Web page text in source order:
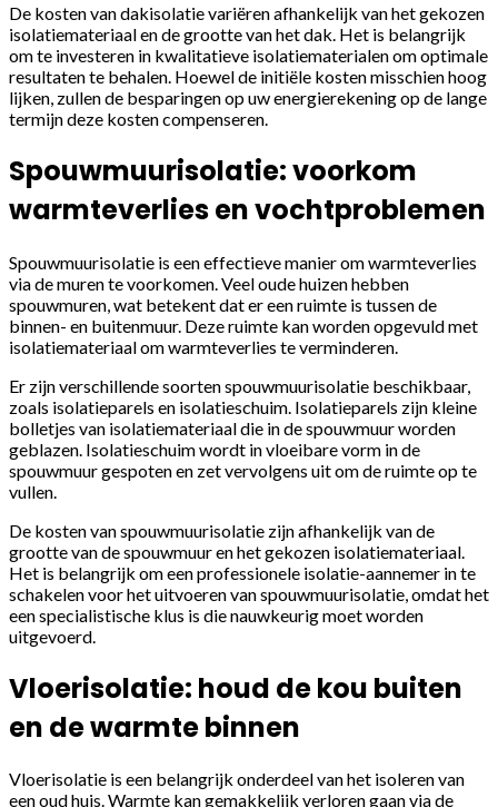
De kosten van dakisolatie variëren afhankelijk van het gekozen
isolatiemateriaal en de grootte van het dak. Het is belangrijk
om te investeren in kwalitatieve isolatiematerialen om optimale
resultaten te behalen. Hoewel de initiële kosten misschien hoog
lijken, zullen de besparingen op uw energierekening op de lange
termijn deze kosten compenseren.
Spouwmuurisolatie: voorkom
warmteverlies en vochtproblemen
Spouwmuurisolatie is een effectieve manier om warmteverlies
via de muren te voorkomen. Veel oude huizen hebben
spouwmuren, wat betekent dat er een ruimte is tussen de
binnen- en buitenmuur. Deze ruimte kan worden opgevuld met
isolatiemateriaal om warmteverlies te verminderen.
Er zijn verschillende soorten spouwmuurisolatie beschikbaar,
zoals isolatieparels en isolatieschuim. Isolatieparels zijn kleine
bolletjes van isolatiemateriaal die in de spouwmuur worden
geblazen. Isolatieschuim wordt in vloeibare vorm in de
spouwmuur gespoten en zet vervolgens uit om de ruimte op te
vullen.
De kosten van spouwmuurisolatie zijn afhankelijk van de
grootte van de spouwmuur en het gekozen isolatiemateriaal.
Het is belangrijk om een professionele isolatie-aannemer in te
schakelen voor het uitvoeren van spouwmuurisolatie, omdat het
een specialistische klus is die nauwkeurig moet worden
uitgevoerd.
Vloerisolatie: houd de kou buiten
en de warmte binnen
Vloerisolatie is een belangrijk onderdeel van het isoleren van
een oud huis. Warmte kan gemakkelijk verloren gaan via de